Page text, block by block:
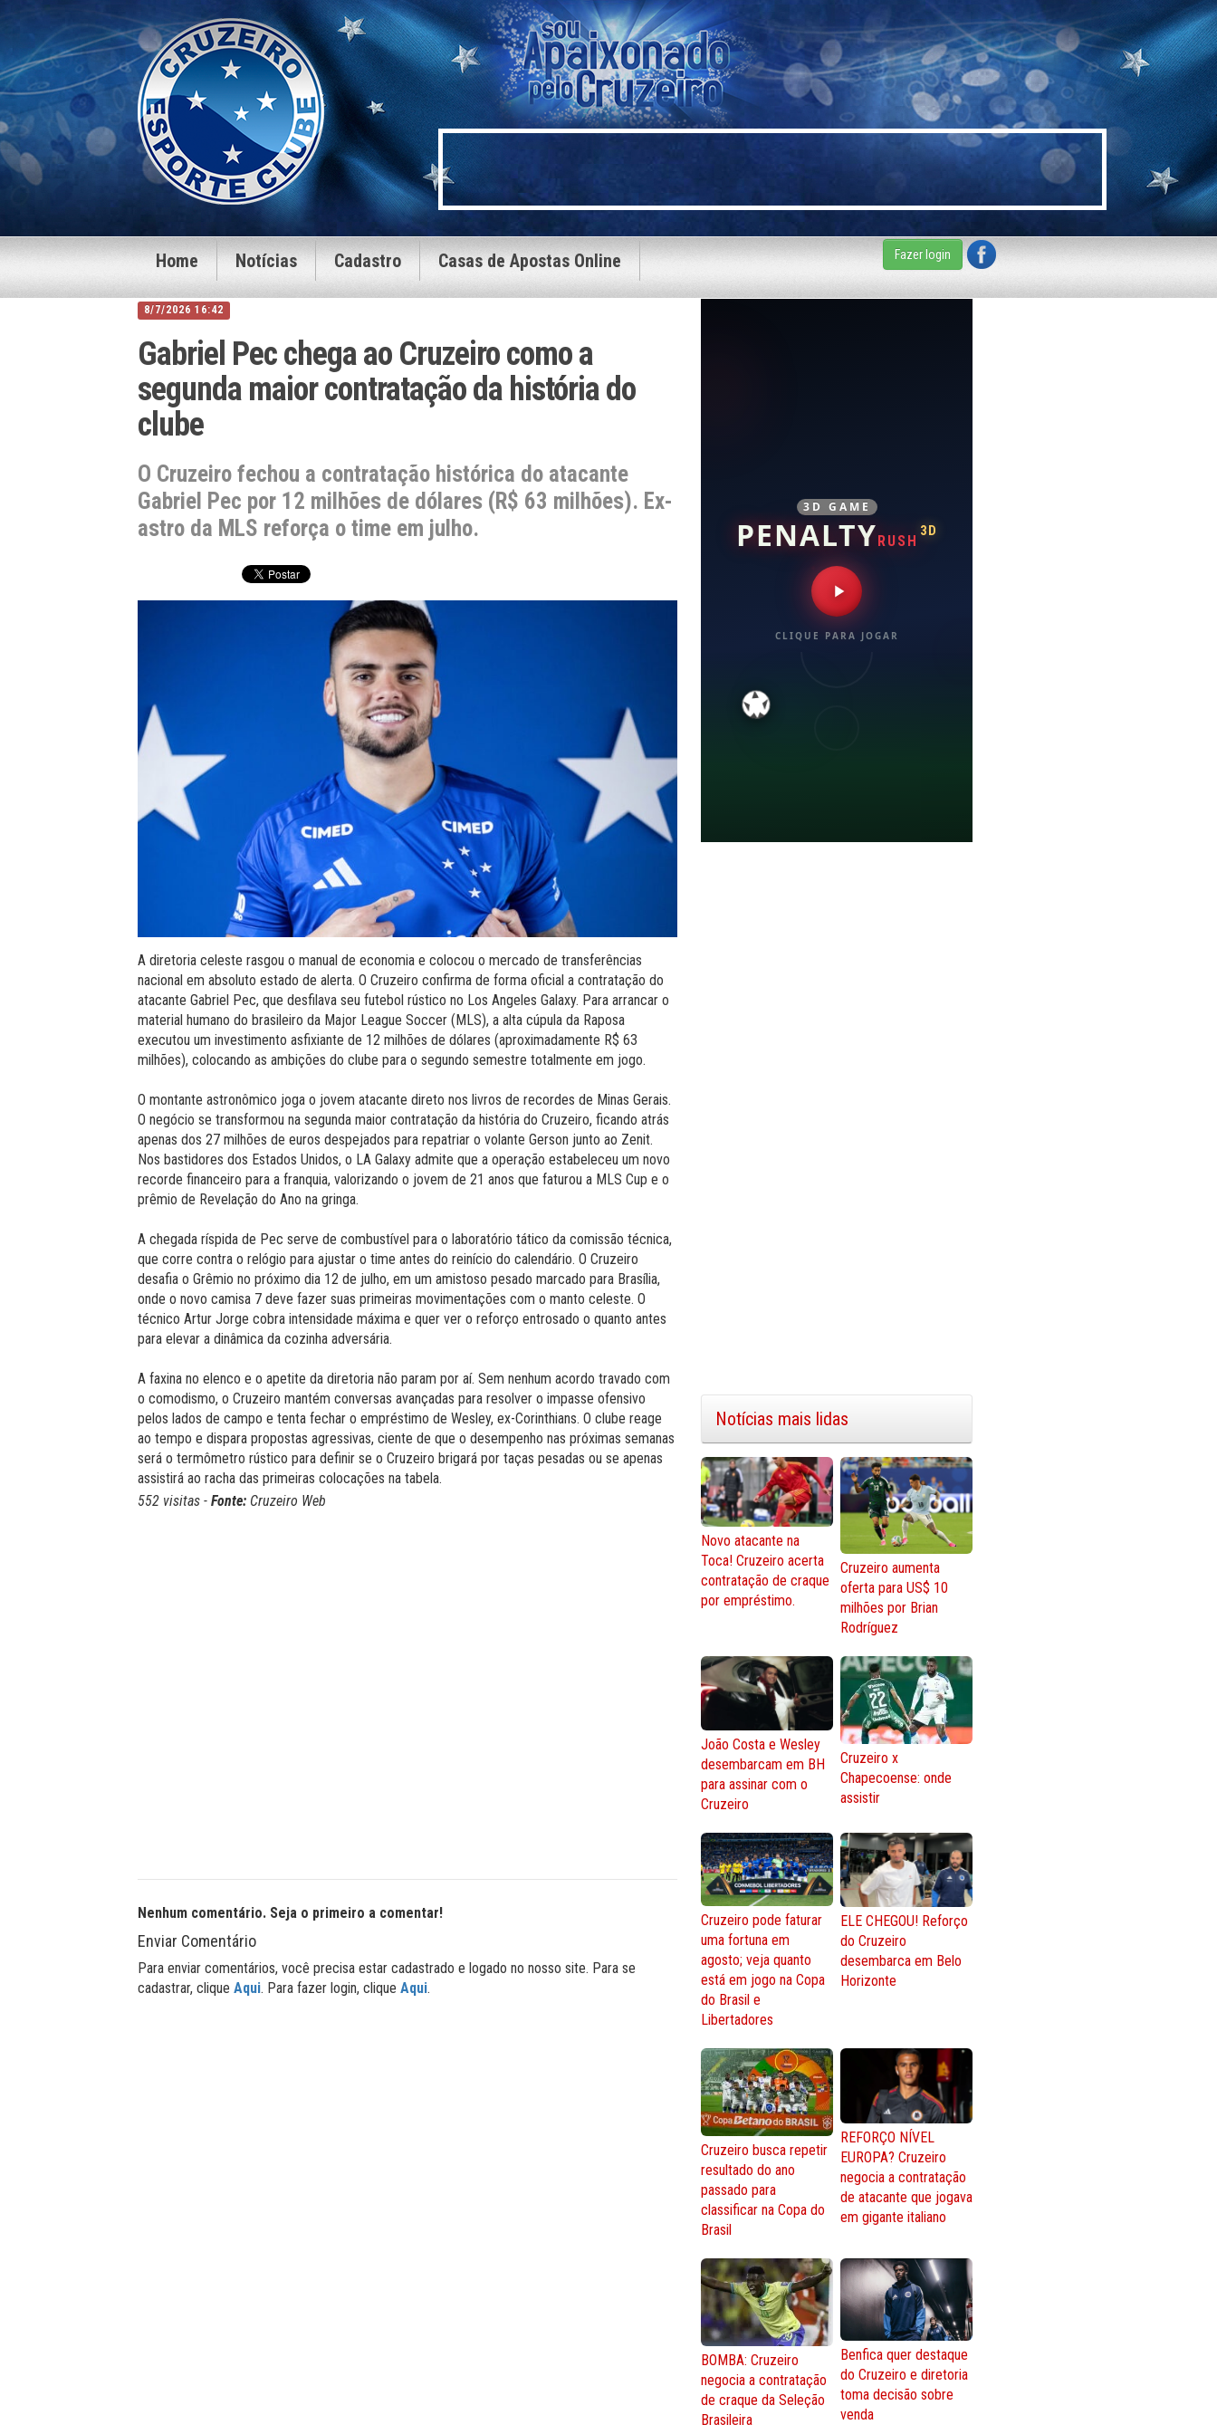
Home Notícias Cadastro Casas de Apostas Online Fazer login
8/7/2026 16:42
Gabriel Pec chega ao Cruzeiro como a
segunda maior contratação da história do
clube
O Cruzeiro fechou a contratação histórica do atacante
Gabriel Pec por 12 milhões de dólares (R$ 63 milhões). Ex-
astro da MLS reforça o time em julho.
A diretoria celeste rasgou o manual de economia e colocou o mercado de transferências
nacional em absoluto estado de alerta. O Cruzeiro confirma de forma oficial a contratação do
atacante Gabriel Pec, que desfilava seu futebol rústico no Los Angeles Galaxy. Para arrancar o
material humano do brasileiro da Major League Soccer (MLS), a alta cúpula da Raposa
executou um investimento asfixiante de 12 milhões de dólares (aproximadamente R$ 63
milhões), colocando as ambições do clube para o segundo semestre totalmente em jogo.
O montante astronômico joga o jovem atacante direto nos livros de recordes de Minas Gerais.
O negócio se transformou na segunda maior contratação da história do Cruzeiro, ficando atrás
apenas dos 27 milhões de euros despejados para repatriar o volante Gerson junto ao Zenit.
Nos bastidores dos Estados Unidos, o LA Galaxy admite que a operação estabeleceu um novo
recorde financeiro para a franquia, valorizando o jovem de 21 anos que faturou a MLS Cup e o
prêmio de Revelação do Ano na gringa.
A chegada ríspida de Pec serve de combustível para o laboratório tático da comissão técnica,
que corre contra o relógio para ajustar o time antes do reinício do calendário. O Cruzeiro
desafia o Grêmio no próximo dia 12 de julho, em um amistoso pesado marcado para Brasília,
onde o novo camisa 7 deve fazer suas primeiras movimentações com o manto celeste. O
técnico Artur Jorge cobra intensidade máxima e quer ver o reforço entrosado o quanto antes
para elevar a dinâmica da cozinha adversária.
A faxina no elenco e o apetite da diretoria não param por aí. Sem nenhum acordo travado com
o comodismo, o Cruzeiro mantém conversas avançadas para resolver o impasse ofensivo
pelos lados de campo e tenta fechar o empréstimo de Wesley, ex-Corinthians. O clube reage
ao tempo e dispara propostas agressivas, ciente de que o desempenho nas próximas semanas
será o termômetro rústico para definir se o Cruzeiro brigará por taças pesadas ou se apenas
assistirá ao racha das primeiras colocações na tabela.
552 visitas - Fonte: Cruzeiro Web
Nenhum comentário. Seja o primeiro a comentar!
Enviar Comentário
Para enviar comentários, você precisa estar cadastrado e logado no nosso site. Para se
cadastrar, clique Aqui. Para fazer login, clique Aqui.
3D GAME
PENALTYRUSH
3D
CLIQUE PARA JOGAR
Notícias mais lidas
Novo atacante na
Toca! Cruzeiro acerta
contratação de craque
por empréstimo.
Cruzeiro aumenta
oferta para US$ 10
milhões por Brian
Rodríguez
João Costa e Wesley
desembarcam em BH
para assinar com o
Cruzeiro
Cruzeiro x
Chapecoense: onde
assistir
Cruzeiro pode faturar
uma fortuna em
agosto; veja quanto
está em jogo na Copa
do Brasil e
Libertadores
ELE CHEGOU! Reforço
do Cruzeiro
desembarca em Belo
Horizonte
Cruzeiro busca repetir
resultado do ano
passado para
classificar na Copa do
Brasil
REFORÇO NÍVEL
EUROPA? Cruzeiro
negocia a contratação
de atacante que jogava
em gigante italiano
BOMBA: Cruzeiro
negocia a contratação
de craque da Seleção
Brasileira
Benfica quer destaque
do Cruzeiro e diretoria
toma decisão sobre
venda